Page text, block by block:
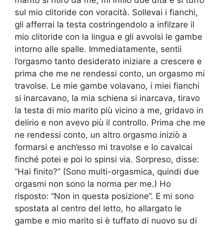
sul mio clitoride con voracità. Sollevai i fianchi,
gli afferrai la testa costringendolo a infilzare il
mio clitoride con la lingua e gli avvolsi le gambe
intorno alle spalle. Immediatamente, sentii
l’orgasmo tanto desiderato iniziare a crescere e
prima che me ne rendessi conto, un orgasmo mi
travolse. Le mie gambe volavano, i miei fianchi
si inarcavano, la mia schiena si inarcava, tiravo
la testa di mio marito più vicino a me, gridavo in
delirio e non avevo più il controllo. Prima che me
ne rendessi conto, un altro orgasmo iniziò a
formarsi e anch’esso mi travolse e lo cavalcai
finché potei e poi lo spinsi via. Sorpreso, disse:
“Hai finito?” (Sono multi-orgasmica, quindi due
orgasmi non sono la norma per me.) Ho
risposto: “Non in questa posizione”. E mi sono
spostata al centro del letto, ho allargato le
gambe e mio marito si è tuffato di nuovo su di